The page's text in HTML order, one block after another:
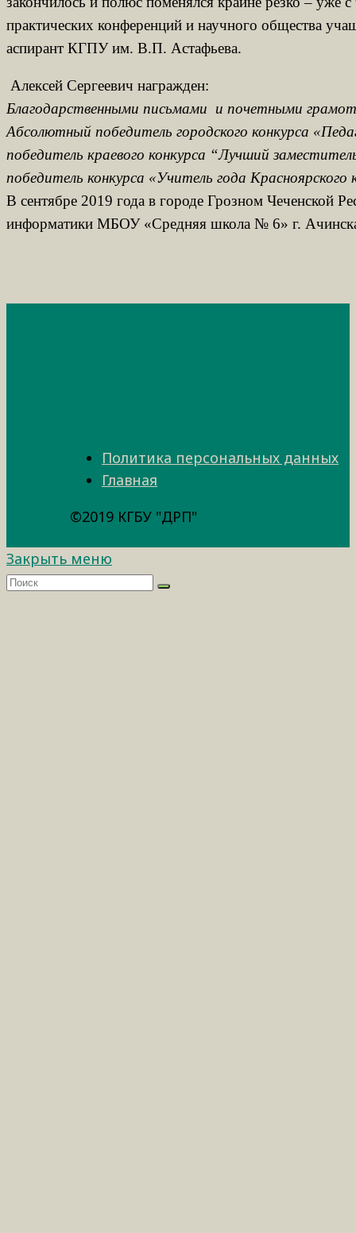
практических конференций и научного общества
аспирант КГПУ им. В.П. Астафьева.
Алексей Сергеевич награжден:
Благодарственными письмами и почетными
Абсолютный победитель городского конкурса
победитель краевого конкурса “Лучший
победитель конкурса «Учитель года
В сентябре 2019 года в городе Грозном Чеченской
информатики МБОУ «Средняя школа № 6» г.
Политика персональных данных
Главная
©2019 КГБУ "ДРП"
Закрыть меню